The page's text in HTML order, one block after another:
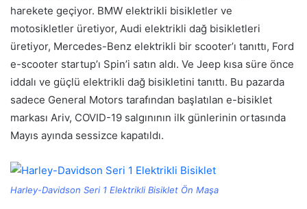
harekete geçiyor. BMW elektrikli bisikletler ve
motosikletler üretiyor, Audi elektrikli dağ bisikletleri
üretiyor, Mercedes-Benz elektrikli bir scooter’ı tanıttı, Ford
e-scooter startup’ı Spin’i satın aldı. Ve Jeep kısa süre önce
iddalı ve güçlü elektrikli dağ bisikletini tanıttı. Bu pazarda
sadece General Motors tarafından başlatılan e-bisiklet
markası Ariv, COVID-19 salgınının ilk günlerinin ortasında
Mayıs ayında sessizce kapatıldı.
Harley-Davidson Seri 1 Elektrikli Bisiklet Ön Maşa